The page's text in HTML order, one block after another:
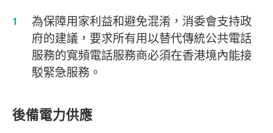
為保障用家利益和避免混淆，消委會支持政
府的建議，要求所有用以替代傳統公共電話
服務的寬頻電話服務商必須在香港境內能接
駁緊急服務。
後備電力供應